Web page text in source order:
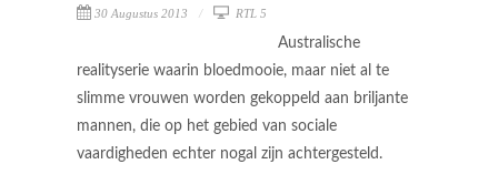
30 Augustus 2013 RTL 5
Australische
realityserie waarin bloedmooie, maar niet al te
slimme vrouwen worden gekoppeld aan briljante
mannen, die op het gebied van sociale
vaardigheden echter nogal zijn achtergesteld.